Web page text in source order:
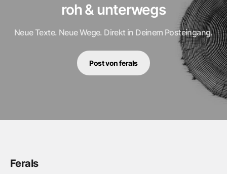
roh & unterwegs
Neue Texte. Neue Wege. Direkt in Deinem Posteingang.
Post von ferals
Ferals